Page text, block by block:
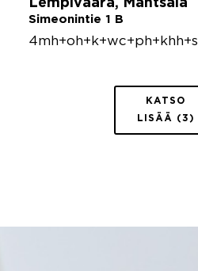
Lempivaara, Mäntsälä
Simeonintie 1 B
4mh+oh+k+wc+ph+khh+s
KATSO
LISÄÄ (3)